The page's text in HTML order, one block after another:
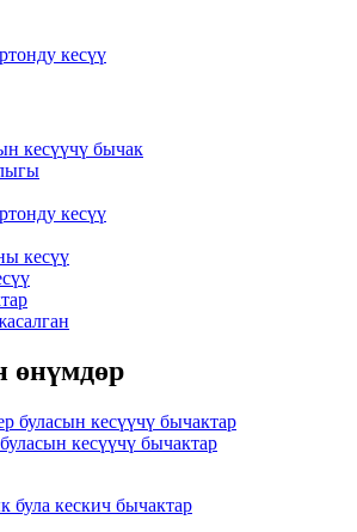
кесүү
кесүүчү бычак
кесүү
кесүү
өнүмдөр
кесүүчү бычактар
була кескич бычактар